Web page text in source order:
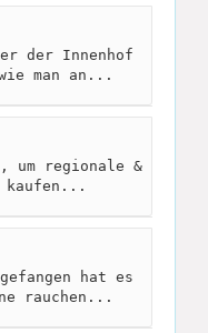
der Innenhof
man an...
um regionale &
kaufen...
hat es
rauchen...